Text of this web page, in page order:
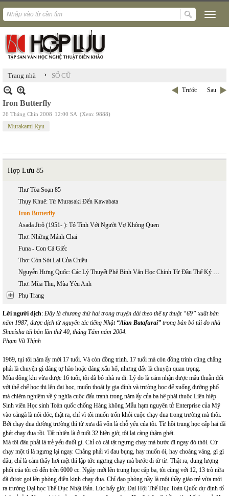
Trang nhà › SỐ CŨ
Trước Sau
Iron Butterfly
26 Tháng Chín 2008 12:00 SA (Xem: 9888)
Murakami Ryu
Hợp Lưu 85
Thư Tòa Soạn 85
Thụy Khuê: Từ Murasaki Đến Kawabata
Iron Butterfly
Asada Jirô (1951- ): Tỏ Tình Với Người Vợ Không Quen
Thơ: Những Mảnh Chai
Funa - Con Cá Giếc
Thơ: Còn Sót Lại Của Chiều
Nguyễn Hưng Quốc: Các Lý Thuyết Phê Bình Văn Học Chính Từ Đầu Thế Kỷ 20 Đến Nay (phần 1)
Thơ: Mùa Thu, Mùa Yêu Anh
Phụ Trang
Lời người dịch: Đây là chương thứ hai trong truyện dài theo thể tự thuật “69” xuất bản
năm 1987, được dịch từ nguyên tác tiếng Nhật “Aian Batafurai” trong bản bỏ túi do nhà
Shueisha tái bản lần thứ 40, tháng Tám năm 2004.
Phạm Vũ Thịnh
1969, tụi tôi năm ấy mới 17 tuổi. Và còn đồng trinh. 17 tuổi mà còn đồng trinh cũng chẳng
phải là chuyện gì đáng tự hào hoặc đáng xấu hổ, nhưng đấy là chuyện quan trọng.
Mùa đông khi vừa được 16 tuổi, tôi đã bỏ nhà ra đi. Lý do là cảm nhận được mâu thuẫn đối
với thể chế học thi lên đại học, muốn thoát ly gia đình và trường học để xuống đường phố
mà chiêm nghiệm về ý nghĩa cuộc đấu tranh trong năm ấy của ba hệ phái thuộc Liên hiệp
Sinh viên Học sinh Toàn quốc chống Hàng không Mẫu hạm nguyên tử Enterprise của Mỹ
vào cảngà là nói dóc, thật ra, chỉ vì tôi muốn trốn khỏi cuộc chạy đua trong trường mà thôi.
Bởi chạy đua đường trường thì từ xưa đã vốn là chỗ yếu của tôi. Từ hồi trung học cấp hai đã
ghét chạy đua rồi. Tất nhiên là ở tuổi 32 hiện giờ, tôi lại càng thậm ghét.
Mà tôi đâu phải là trẻ yếu đuối gì. Chỉ có cái tật ngưng chạy mà bước đi ngay đó thôi. Cứ
chạy một tí là ngưng lại ngay. Chẳng phải vì đau bụng, hay muốn ói, hay choáng váng, gì gì
đâu; chỉ là cảm thấy hơi mệt thì lập tức ngưng chạy mà bước đi từ từ. Thật ra, dung lượng
phổi của tôi có đến trên 6000 cc. Ngày mới lên trung học cấp ba, tôi cùng với 12, 13 trò nữa
đã được gọi lên phòng điền kinh chạy đua. Chỉ đạo phòng nầy là một thầy giáo trẻ vừa mới
ra trường Đại học Thể Dục Nhật Bản. Lúc bấy giờ, Đại Hội Thể Dục Toàn Quốc dự định tổ